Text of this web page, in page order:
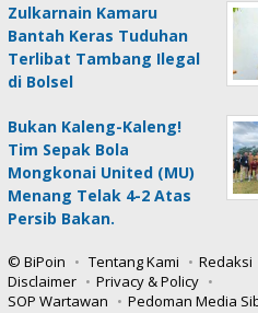
Zulkarnain Kamaru
Bantah Keras Tuduhan
Terlibat Tambang Ilegal
di Bolsel
Bukan Kaleng-Kaleng!
Tim Sepak Bola
Mongkonai United (MU)
Menang Telak 4-2 Atas
Persib Bakan.
© BiPoin Tentang Kami
Redaksi
Disclaimer
Privacy & Policy
SOP Wartawan
Pedoman Media